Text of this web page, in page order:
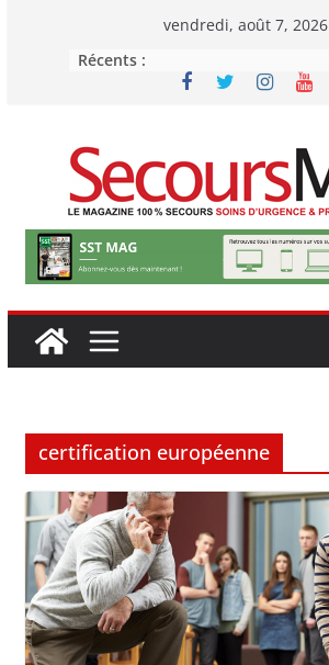
vendredi, août 7, 2026
Récents :
certification européenne